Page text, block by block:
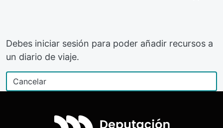
Debes iniciar sesión para poder añadir recursos a
un diario de viaje.